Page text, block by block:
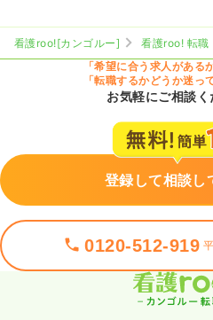
看護roo![カンゴルー] 看護roo! 転職
「希望に合う求人がある
「転職するかどうか迷っ
お気軽にご相談く
登録して相談し
0120-512-919